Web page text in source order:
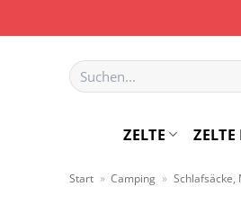
Inhalt
Suchen
nach:
ZELTE
Start » Camping »